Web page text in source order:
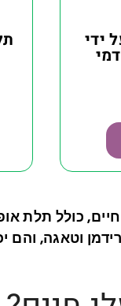
ידי
כולל תלת
וטאגה, והם